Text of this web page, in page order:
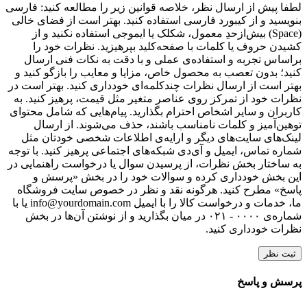
لطفا پیش از ارسال نظر، خلاصه قوانین زیر را مطالعه کنید: فارسی
بنویسید و از کیبورد فارسی استفاده کنید. بهتر است از فضای خالی
(Space) بیش‌از‌حدِ معمول، شکلک یا ایموجی استفاده نکنید و از
کشیدن حروف یا کلمات با صفحه‌کلید بپرهیزید. نظرات خود را
براساس تجربه و استفاده‌ی عملی و با دقت به نکات فنی ارسال
کنید؛ بدون تعصب به محصول خاص، مزایا و معایب را بازگو کنید و
بهتر است از ارسال نظرات چندکلمه‌‌ای خودداری کنید. بهتر است در
نظرات خود از تمرکز روی عناصر متغیر مثل قیمت، پرهیز کنید. به
کاربران و سایر اشخاص احترام بگذارید. پیام‌هایی که شامل محتوای
توهین‌آمیز و کلمات نامناسب باشند، حذف می‌شوند. از ارسال
لینک‌های سایت‌های دیگر و ارایه‌ی اطلاعات شخصی خودتان مثل
شماره تماس، ایمیل و آی‌دی شبکه‌های اجتماعی پرهیز کنید. با توجه
به ساختار بخش نظرات، از پرسیدن سوال یا درخواست راهنمایی در
این بخش خودداری کرده و سوالات خود را در بخش «پرسش و
پاسخ» مطرح کنید. هرگونه نقد و نظر در خصوص سایت فروشگاه
ما، خدمات و درخواست کالا را با ایمیل info@yourdomain.com یا با
شماره‌ی ۰۰۰۰ - ۰۲۱ در میان بگذارید و از نوشتن آن‌ها در بخش
نظرات خودداری کنید.
ثبت نظر
پرسش و پاسخ